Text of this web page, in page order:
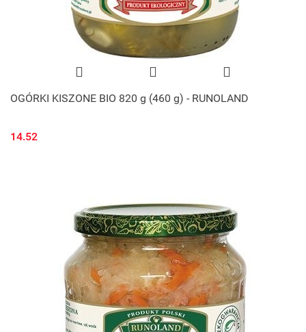
OGÓRKI KISZONE BIO 820 g (460 g) - RUNOLAND
14.52